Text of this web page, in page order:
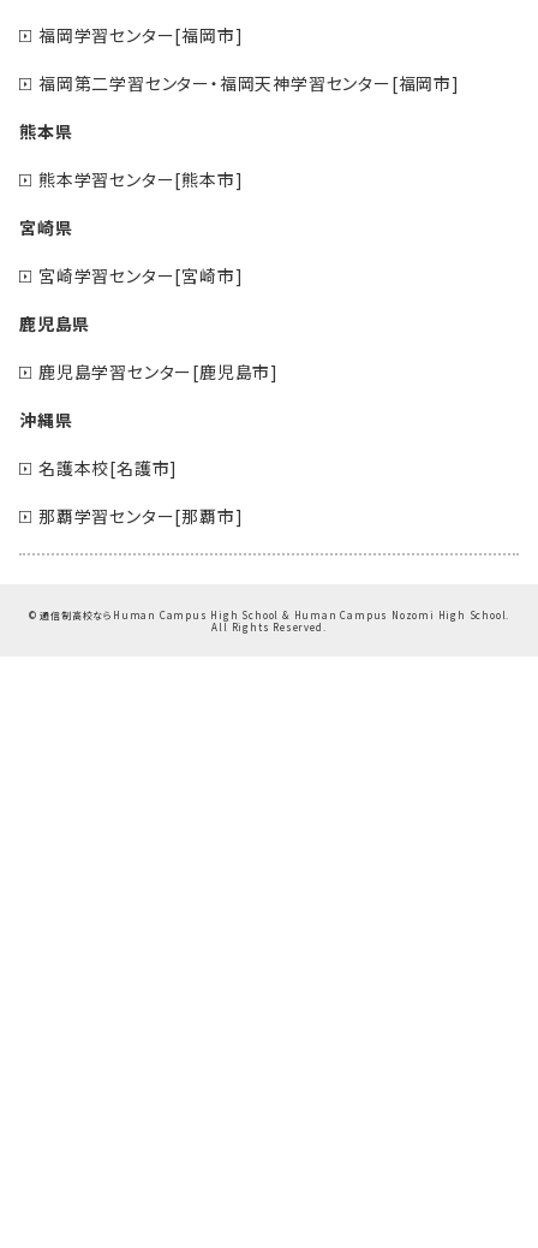
福岡学習センター[福岡市]
福岡第二学習センター・福岡天神学習センター[福岡市]
熊本県
熊本学習センター[熊本市]
宮崎県
宮崎学習センター[宮崎市]
鹿児島県
鹿児島学習センター[鹿児島市]
沖縄県
名護本校[名護市]
那覇学習センター[那覇市]
©通信制高校ならHuman Campus High School & Human Campus Nozomi High School.
All Rights Reserved.